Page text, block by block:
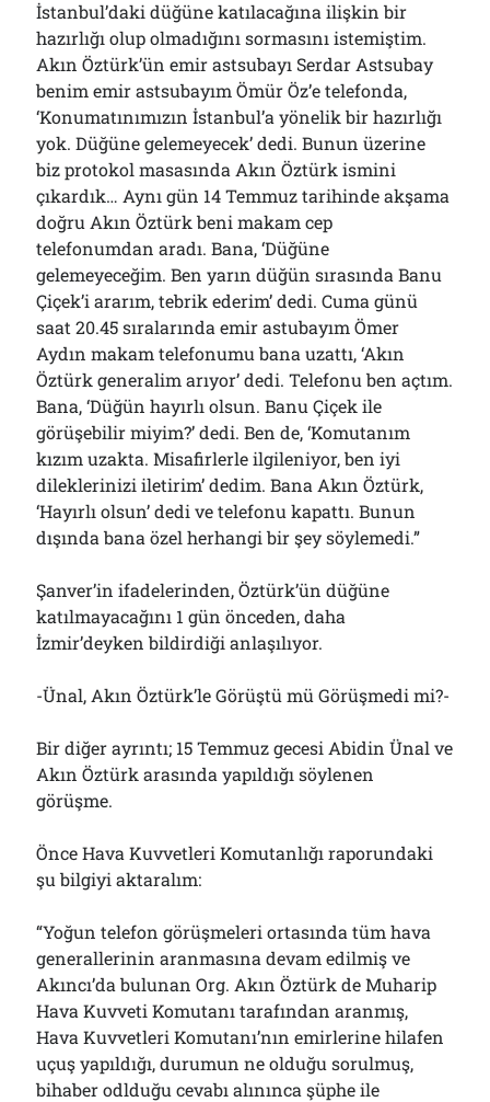
İstanbul’daki düğüne katılacağına ilişkin bir
hazırlığı olup olmadığını sormasını istemiştim.
Akın Öztürk’ün emir astsubayı Serdar Astsubay
benim emir astsubayım Ömür Öz’e telefonda,
‘Konumatınımızın İstanbul’a yönelik bir hazırlığı
yok. Düğüne gelemeyecek’ dedi. Bunun üzerine
biz protokol masasında Akın Öztürk ismini
çıkardık… Aynı gün 14 Temmuz tarihinde akşama
doğru Akın Öztürk beni makam cep
telefonumdan aradı. Bana, ‘Düğüne
gelemeyeceğim. Ben yarın düğün sırasında Banu
Çiçek’i ararım, tebrik ederim’ dedi. Cuma günü
saat 20.45 sıralarında emir astubayım Ömer
Aydın makam telefonumu bana uzattı, ‘Akın
Öztürk generalim arıyor’ dedi. Telefonu ben açtım.
Bana, ‘Düğün hayırlı olsun. Banu Çiçek ile
görüşebilir miyim?’ dedi. Ben de, ‘Komutanım
kızım uzakta. Misafirlerle ilgileniyor, ben iyi
dileklerinizi iletirim’ dedim. Bana Akın Öztürk,
‘Hayırlı olsun’ dedi ve telefonu kapattı. Bunun
dışında bana özel herhangi bir şey söylemedi.”
Şanver’in ifadelerinden, Öztürk’ün düğüne
katılmayacağını 1 gün önceden, daha
İzmir’deyken bildirdiği anlaşılıyor.
-Ünal, Akın Öztürk’le Görüştü mü Görüşmedi mi?-
Bir diğer ayrıntı; 15 Temmuz gecesi Abidin Ünal ve
Akın Öztürk arasında yapıldığı söylenen
görüşme.
Önce Hava Kuvvetleri Komutanlığı raporundaki
şu bilgiyi aktaralım:
“Yoğun telefon görüşmeleri ortasında tüm hava
generallerinin aranmasına devam edilmiş ve
Akıncı’da bulunan Org. Akın Öztürk de Muharip
Hava Kuvveti Komutanı tarafından aranmış,
Hava Kuvvetleri Komutanı’nın emirlerine hilafen
uçuş yapıldığı, durumun ne olduğu sorulmuş,
bihaber odlduğu cevabı alınınca şüphe ile